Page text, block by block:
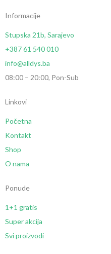
Informacije
Stupska 21b, Sarajevo
+387 61 540 010
info@alldys.ba
08:00 – 20:00, Pon-Sub
Linkovi
Početna
Kontakt
Shop
O nama
Ponude
1+1 gratis
Super akcija
Svi proizvodi